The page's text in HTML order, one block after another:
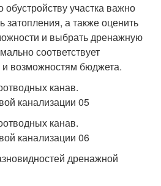
участка важно
затопления, а также оценить
и выбрать дренажную
соответствует
возможностям бюджета.
дренажной